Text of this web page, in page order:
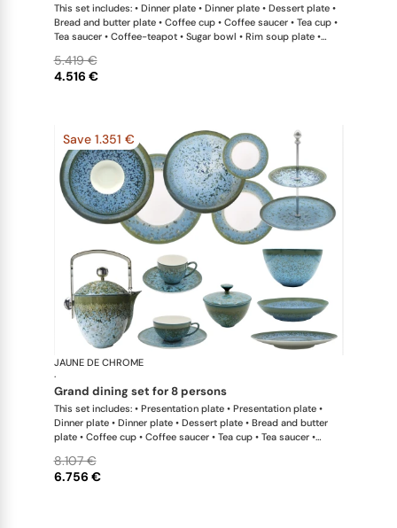
This set includes: • Dinner plate • Dinner plate • Dessert plate •
Bread and butter plate • Coffee cup • Coffee saucer • Tea cup •
Tea saucer • Coffee-teapot • Sugar bowl • Rim soup plate •
4.516 €
5.419 €
Save 1.351 €
JAUNE DE CHROME
·
grand dining set for 8 persons
This set includes: • Presentation plate • Presentation plate •
Dinner plate • Dinner plate • Dessert plate • Bread and butter
plate • Coffee cup • Coffee saucer • Tea cup • Tea saucer •
Flat dish • Salad serving bowl • Salad serving bowl • 2-tier cake
stand x 1 This list is completely flexible. We can update the
6.756 €
8.107 €